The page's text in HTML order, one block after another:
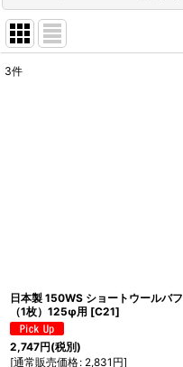
3件
日本製 150WS ショートウールバフ
（1枚）125φ用 [C21]
2,747円(税別)
[通常販売価格: 2,831 円]